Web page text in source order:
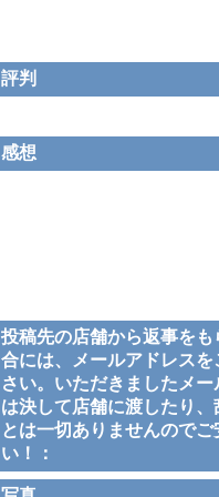
評判
感想
投稿先の店舗から返事をも
合には、メールアドレスを
さい。いただきましたメー
は決して店舗に渡したり、
とは一切ありませんのでご
い！：